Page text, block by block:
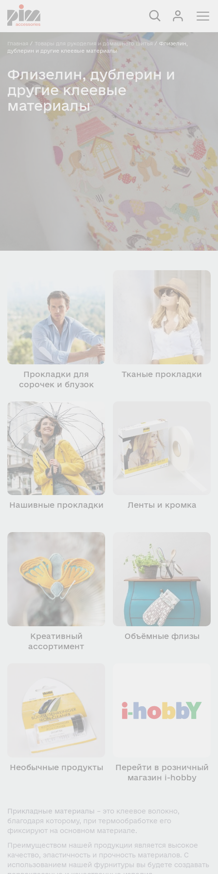
Главная / Товары для рукоделия и домашнего шитья / Флизелин,
дублерин и другие клеевые материалы
Флизелин, дублерин и
другие клеевые
материалы
Прокладки для
сорочек и блузок
Тканые прокладки
Нашивные прокладки Ленты и кромка
Креативный
ассортимент
Объёмные флизы
Необычные продукты
Перейти в розничный
магазин i-hobby
Прикладные материалы – это клеевое волокно,
благодаря которому, при термообработке его
фиксируют на основном материале.
Преимуществом нашей продукции является высокое
качество, эластичность и прочность материалов. С
использованием нашей фурнитуры вы будете создавать